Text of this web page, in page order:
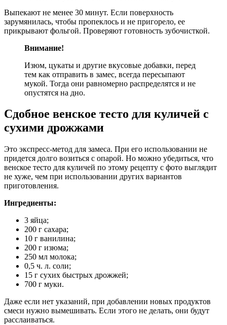
Выпекают не менее 30 минут. Если поверхность
зарумянилась, чтобы пропеклось и не пригорело, ее
прикрывают фольгой. Проверяют готовность зубочисткой.
Внимание!
Изюм, цукаты и другие вкусовые добавки, перед
тем как отправить в замес, всегда пересыпают
мукой. Тогда они равномерно распределятся и не
опустятся на дно.
Сдобное венское тесто для куличей с
сухими дрожжами
Это экспресс-метод для замеса. При его использовании не
придется долго возиться с опарой. Но можно убедиться, что
венское тесто для куличей по этому рецепту с фото выглядит
не хуже, чем при использовании других вариантов
приготовления.
Ингредиенты:
3 яйца;
200 г сахара;
10 г ванилина;
200 г изюма;
250 мл молока;
0,5 ч. л. соли;
15 г сухих быстрых дрожжей;
700 г муки.
Даже если нет указаний, при добавлении новых продуктов
смеси нужно вымешивать. Если этого не делать, они будут
расслаиваться.